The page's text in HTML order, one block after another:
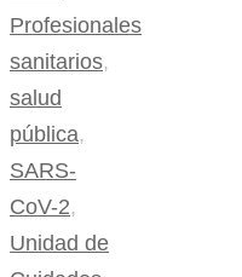
Profesionales
sanitarios,
salud
pública,
SARS-
CoV-2,
Unidad de